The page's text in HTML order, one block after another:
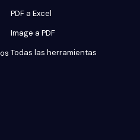
PDF a Excel
Image a PDF
Todas las herramientas